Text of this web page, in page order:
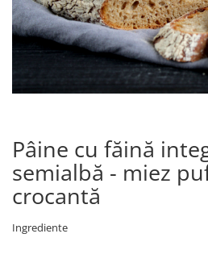
Pâine cu făină
semialbă - miez
crocantă
Ingrediente